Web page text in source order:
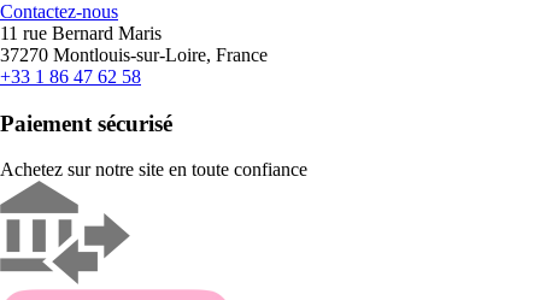
Contactez-nous
11 rue Bernard Maris
37270 Montlouis-sur-Loire, France
+33 1 86 47 62 58
Paiement sécurisé
Achetez sur notre site en toute confiance